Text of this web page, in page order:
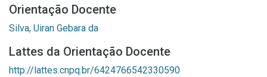
Orientação Docente
Silva, Uiran Gebara da
Lattes da Orientação Docente
http://lattes.cnpq.br/6424766542330590